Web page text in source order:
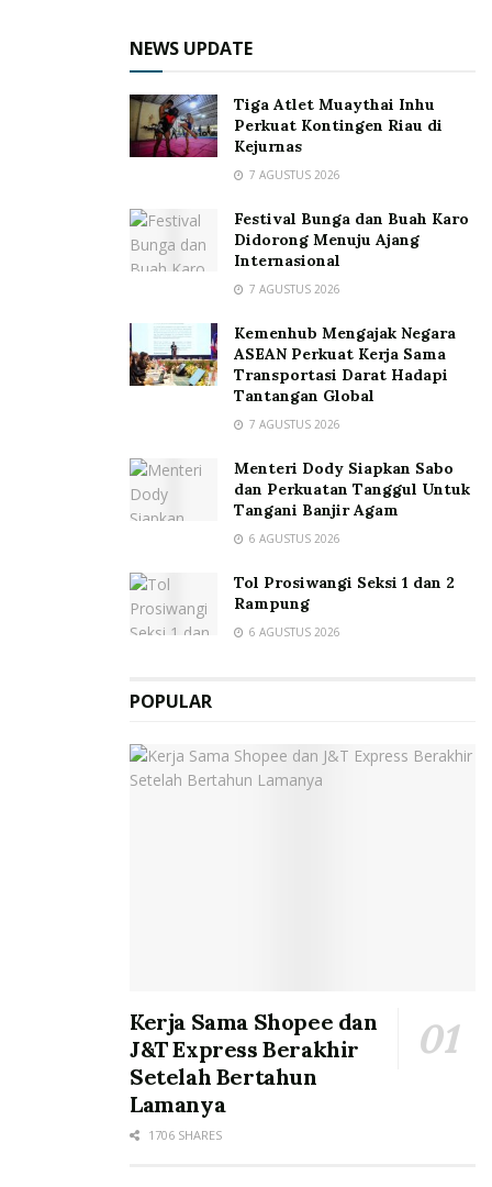
NEWS UPDATE
Tiga Atlet Muaythai Inhu
Perkuat Kontingen Riau di
Kejurnas
7 AGUSTUS 2026
Festival Bunga dan Buah Karo
Didorong Menuju Ajang
Internasional
7 AGUSTUS 2026
Kemenhub Mengajak Negara
ASEAN Perkuat Kerja Sama
Transportasi Darat Hadapi
Tantangan Global
7 AGUSTUS 2026
Menteri Dody Siapkan Sabo
dan Perkuatan Tanggul Untuk
Tangani Banjir Agam
6 AGUSTUS 2026
Tol Prosiwangi Seksi 1 dan 2
Rampung
6 AGUSTUS 2026
POPULAR
Kerja Sama Shopee dan
J&T Express Berakhir
Setelah Bertahun
Lamanya
1706 SHARES